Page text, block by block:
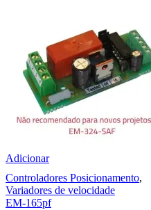
Adicionar
Controladores Posicionamento,
Variadores de velocidade
EM-165pf